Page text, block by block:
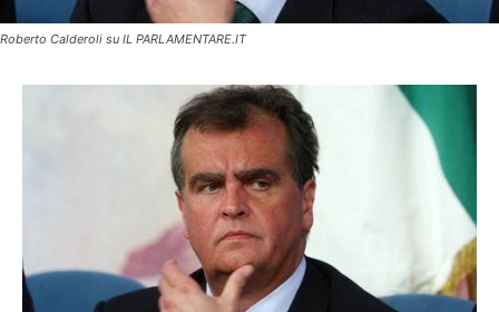
Roberto Calderoli su IL PARLAMENTARE.IT